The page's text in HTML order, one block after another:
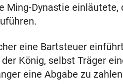
Ming-Dynastie einläutete,
eine Bartsteuer
König, selbst Träger
eine Abgabe zu